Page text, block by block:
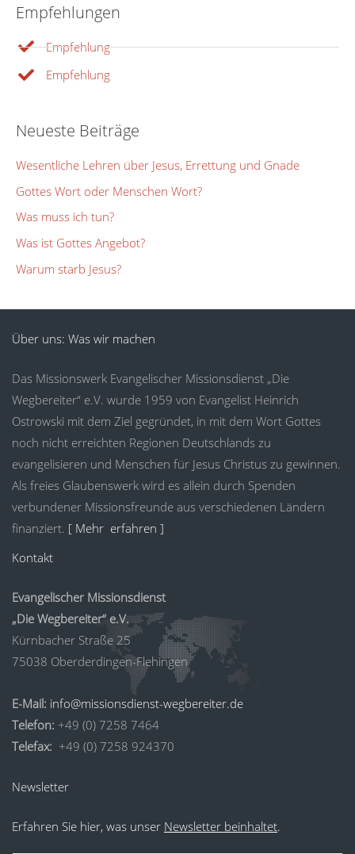
Empfehlungen
Empfehlung
Empfehlung
Neueste Beiträge
Wesentliche Lehren über Jesus, Errettung und Gnade
Gottes Wort oder Menschen Wort?
Was muss ich tun?
Was ist Gottes Angebot?
Warum starb Jesus?
Über uns: Was wir machen
Das Missionswerk Evangelischer Missionsdienst „Die
Wegbereiter“ e.V. wurde 1959 von Evangelist Heinrich
Ostrowski mit dem Ziel gegründet, in mit dem Wort Gottes
noch nicht erreichten Regionen Deutschlands zu
evangelisieren und Menschen für Jesus Christus zu gewinnen.
Als freies Glaubenswerk wird es allein durch Spenden
verbundener Missionsfreunde aus verschiedenen Ländern
finanziert. [ Mehr erfahren ]
Kontakt
Evangelischer Missionsdienst
„Die Wegbereiter“ e.V.
Kürnbacher Straße 25
75038 Oberderdingen-Flehingen
E-Mail: info@missionsdienst-wegbereiter.de
Telefon: +49 (0) 7258 7464
Telefax: +49 (0) 7258 924370
Newsletter
Erfahren Sie hier, was unser Newsletter beinhaltet.